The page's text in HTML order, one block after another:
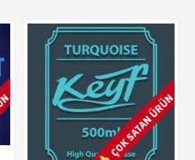
ÇOK SATAN ÜRÜN